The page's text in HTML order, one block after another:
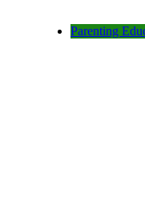
Parenting